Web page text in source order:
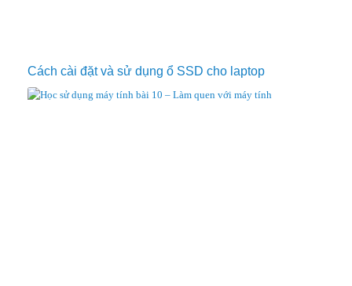
Cách cài đặt và sử dụng ổ SSD cho laptop